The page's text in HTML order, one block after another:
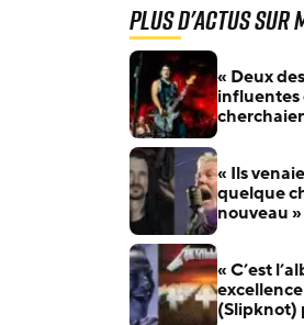
Plus d'actus sur
« Deux
influentes
« Ils
quelque
nouveau
souvient
compris
changer
« C’est
(Slipknot)